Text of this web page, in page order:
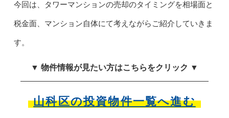
今回は、タワーマンションの売却のタイミングを相場面と
税金面、マンション自体にて考えながらご紹介していきま
す。
▼ 物件情報が見たい方はこちらをクリック ▼
山科区の投資物件一覧へ進む